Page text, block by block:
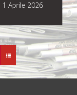
1 Aprile 2026